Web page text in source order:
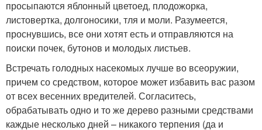
просыпаются яблонный цветоед, плодожорка,
листовертка, долгоносики, тля и моли. Разумеется,
проснувшись, все они хотят есть и отправляются на
поиски почек, бутонов и молодых листьев.
Встречать голодных насекомых лучше во всеоружии,
причем со средством, которое может избавить вас разом
от всех весенних вредителей. Согласитесь,
обрабатывать одно и то же дерево разными средствами
каждые несколько дней – никакого терпения (да и